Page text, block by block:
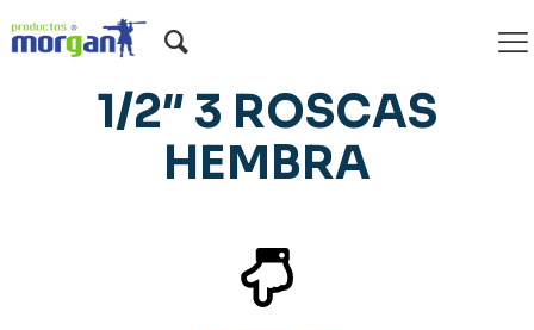
TEE PVC PRESIÓN
1/2″ 3 ROSCAS
HEMBRA